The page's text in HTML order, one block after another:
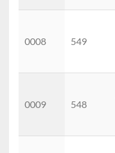
0008 549
0009 548